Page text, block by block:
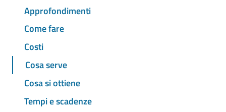
Approfondimenti
Come fare
Costi
Cosa serve
Cosa si ottiene
Tempi e scadenze